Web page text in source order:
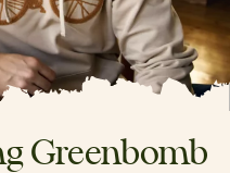
Greenbomb